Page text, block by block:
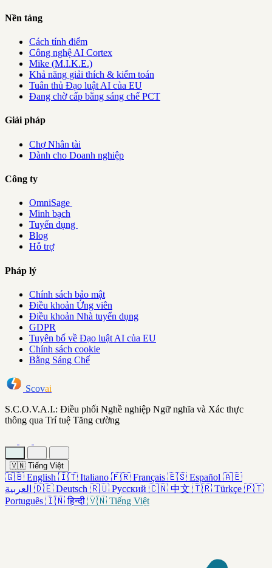
Nền tảng
Cách tính điểm
Công nghệ AI Cortex
Mike (M.I.K.E.)
Khả năng giải thích & kiểm toán
Tuân thủ Đạo luật AI của EU
Đang chờ cấp bằng sáng chế PCT
Giải pháp
Chợ Nhân tài
Dành cho Doanh nghiệp
Công ty
OmniSage
Minh bạch
Tuyển dụng
Blog
Hỗ trợ
Pháp lý
Chính sách bảo mật
Điều khoản Ứng viên
Điều khoản Nhà tuyển dụng
GDPR
Tuyên bố về Đạo luật AI của EU
Chính sách cookie
Bằng Sáng Chế
Scovai
S.C.O.V.A.I.: Điều phối Nghề nghiệp Ngữ nghĩa và Xác thực
thông qua Trí tuệ Tăng cường
🇻🇳 Tiếng Việt
🇬🇧 English 🇮🇹 Italiano 🇫🇷 Français 🇪🇸 Español 🇦🇪
العربية 🇩🇪 Deutsch 🇷🇺 Русский 🇨🇳 中文 🇹🇷 Türkçe 🇵🇹
Português 🇮🇳 हिन्दी 🇻🇳 Tiếng Việt